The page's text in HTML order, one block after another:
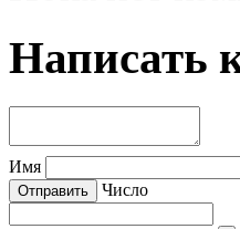
Написать
Имя
Число